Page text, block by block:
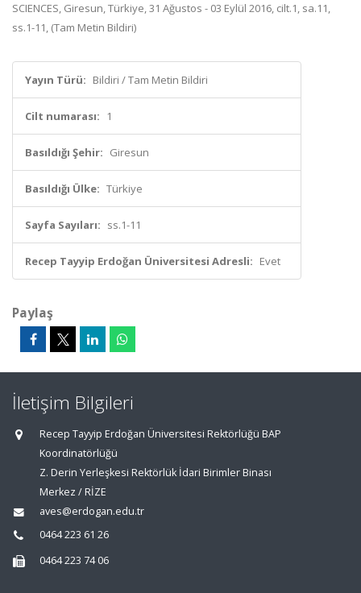
SCIENCES, Giresun, Türkiye, 31 Ağustos - 03 Eylül 2016, cilt.1, sa.11,
ss.1-11, (Tam Metin Bildiri)
Yayın Türü: Bildiri / Tam Metin Bildiri
Cilt numarası: 1
Basıldığı Şehir: Giresun
Basıldığı Ülke: Türkiye
Sayfa Sayıları: ss.1-11
Recep Tayyip Erdoğan Üniversitesi Adresli: Evet
Paylaş
İletişim Bilgileri
Recep Tayyip Erdoğan Üniversitesi Rektörlüğü BAP
Koordinatörlüğü
Z. Derin Yerleşkesi Rektörlük İdari Birimler Binası
Merkez / RİZE
aves@erdogan.edu.tr
0464 223 61 26
0464 223 74 06